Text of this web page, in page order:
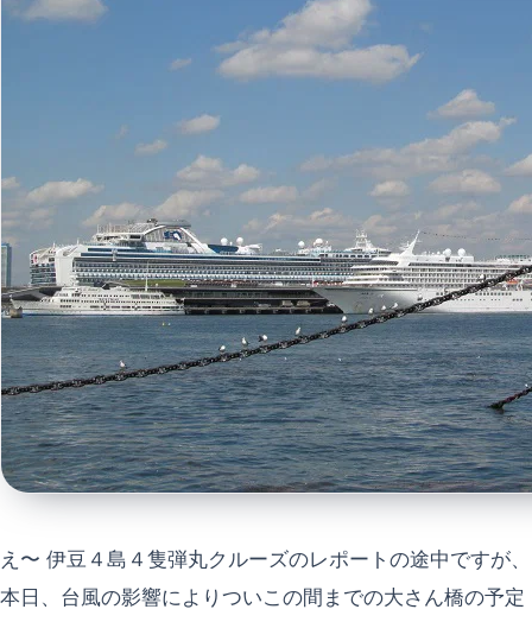
え〜 伊豆４島４隻弾丸クルーズのレポートの途中ですが、
本日、台風の影響によりついこの間までの大さん橋の予定